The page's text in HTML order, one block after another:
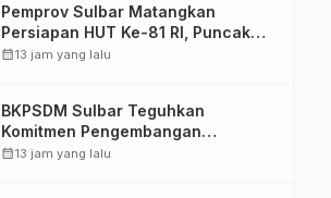
Pemprov Sulbar Matangkan
Persiapan HUT Ke-81 RI, Puncak
Upacara di Lapangan Ahmad
calendar_month13 jam yang lalu
BKPSDM Sulbar Teguhkan
Komitmen Pengembangan
Kompetensi ASN melalui
calendar_month13 jam yang lalu